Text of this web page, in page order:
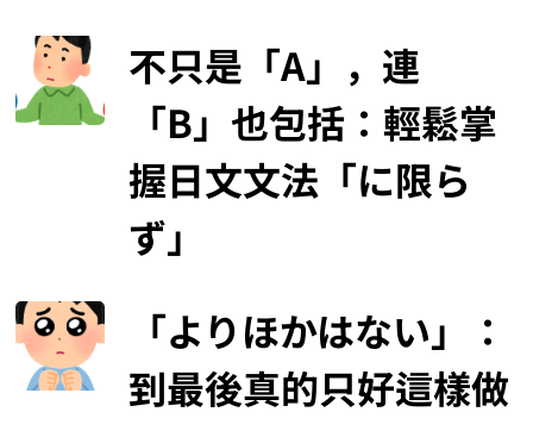
不只是「A」，連
「B」也包括：輕鬆掌
握日文文法「に限ら
ず」
「よりほかはない」：
到最後真的只好這樣做